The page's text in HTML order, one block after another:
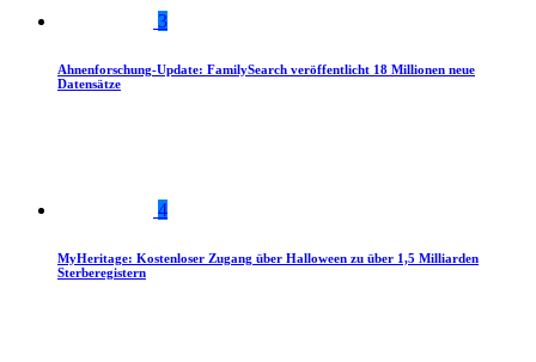
3
Ahnenforschung-Update: FamilySearch veröffentlicht 18 Millionen neue
Datensätze
4
MyHeritage: Kostenloser Zugang über Halloween zu über 1,5 Milliarden
Sterberegistern